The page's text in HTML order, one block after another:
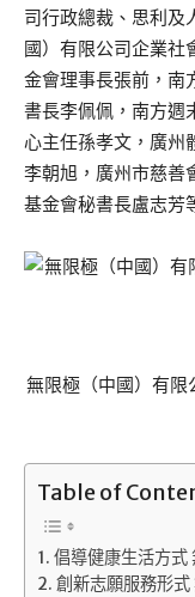
司行政總裁、思利及
國）有限公司企業社
金會理事長張前，南
書長李佩佩，南方週
心主任孫孝文，廣州
李朝旭，廣州市慈善
基金會秘書長盧志芳
無限極（中國）有限
Table of
倡導健康生活方式
創新志願服務形